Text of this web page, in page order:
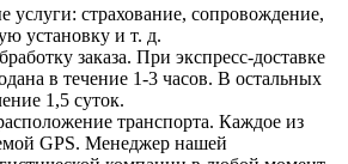
услуги: страхование, сопровождение,
установку и т. д.
заказа. При экспресс-доставке
в течение 1-3 часов. В остальных
1,5 суток.
транспорта. Каждое из
GPS. Менеджер нашей